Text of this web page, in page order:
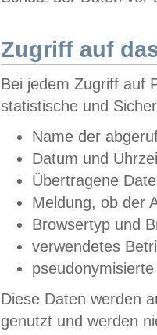
Zugriff auf
Bei jedem Zugriff auf
statistische und
Name der
Datum und
Übertragene
Meldung, ob der
Browsertyp und
verwendetes
Diese Daten werden
genutzt und werden